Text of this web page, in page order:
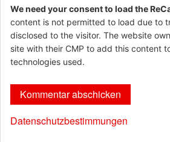
We need your consent to load the
content is not permitted to load due to
disclosed to the visitor. The website
site with their CMP to add this content
technologies used.
Datenschutzbestimmungen